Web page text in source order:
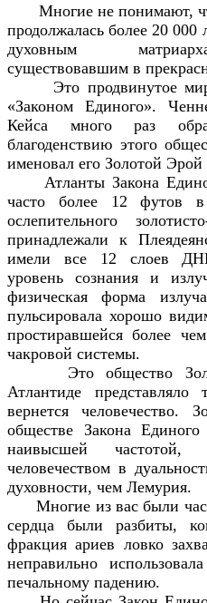
Многие не понимают,
продолжалась более 20 000
духовным
существовавшим в
Это продвинутое
«Законом Единого».
Кейса много раз
благоденствию этого
именовал его Золотой
Атланты Закона
часто более 12 футов
ослепительного
принадлежали к
имели все 12 слоев
уровень сознания и
физическая форма
пульсировала хорошо
простиравшейся более
чакровой системы.
Это общество
Атлантиде
вернется человечество.
обществе Закона
наивысшей частотой,
человечеством в
духовности, чем Лемурия.
Многие из вас были
сердца были разбиты,
фракция ариев ловко
неправильно
печальному падению.